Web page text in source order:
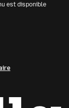
est disponible